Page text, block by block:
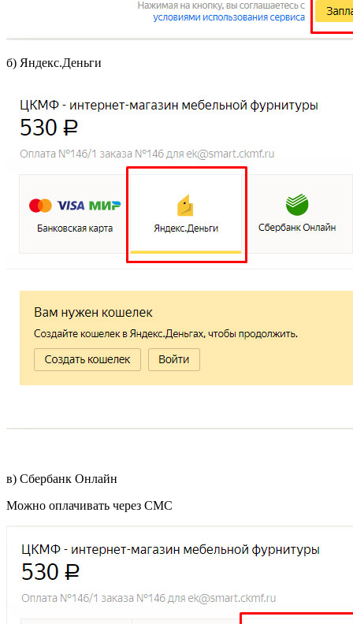
б) Яндекс.Деньги
в) Сбербанк Онлайн
Можно оплачивать через СМС